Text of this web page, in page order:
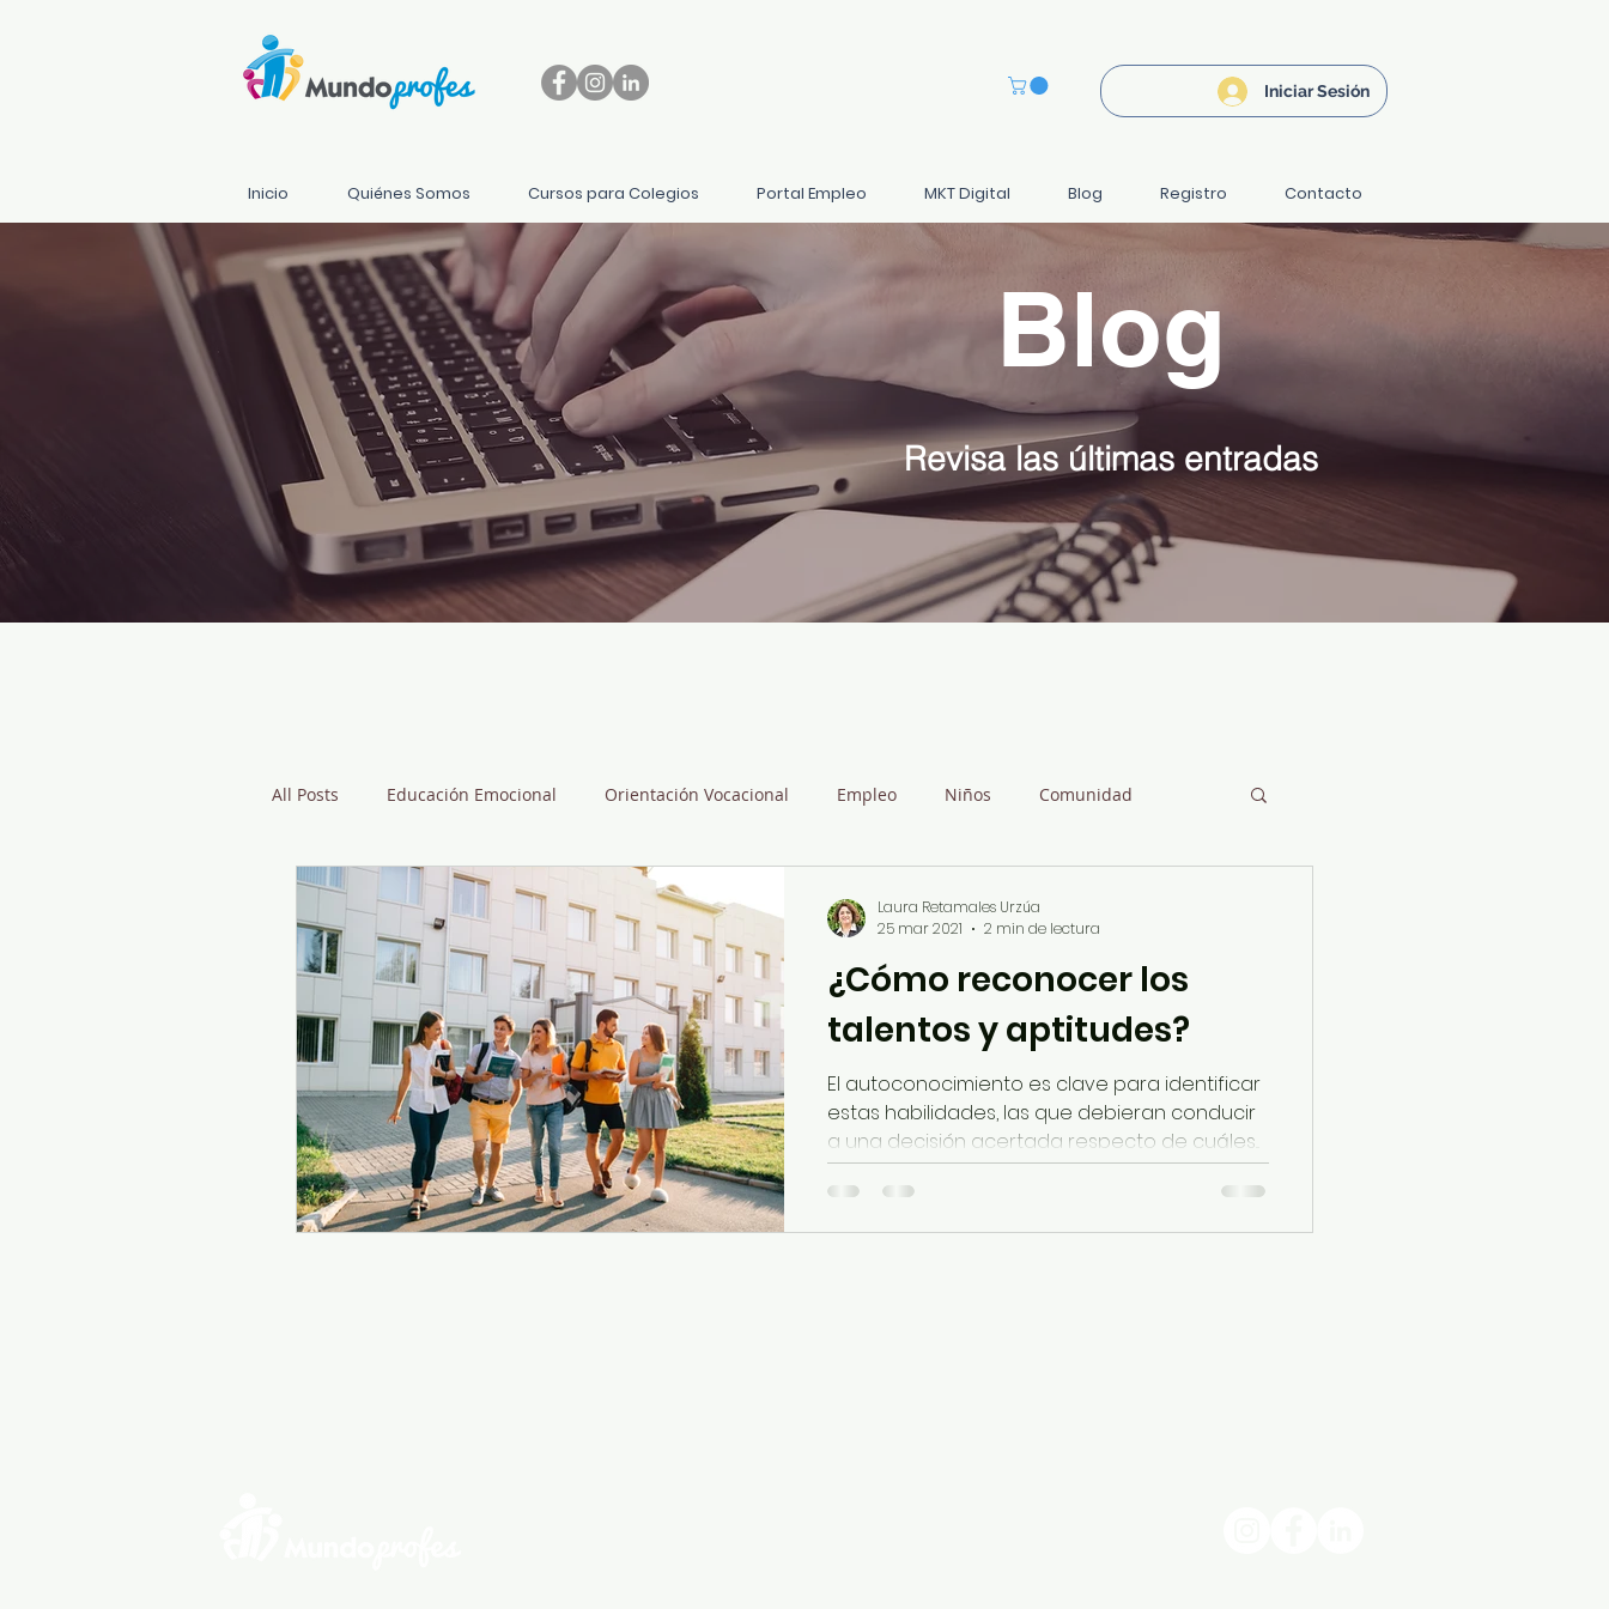
Iniciar Sesión
Inicio Quiénes Somos Cursos para Colegios Portal Empleo MKT Digital Blog Registro Contacto
Blog
Revisa las últimas entradas
All Posts Educación Emocional Orientación Vocacional Empleo Niños Comunidad
Tecnología Herramientas para docentes
¿Cómo reconocer los
talentos y aptitudes?
El autoconocimiento es clave para identificar
estas habilidades, las que debieran conducir
a una decisión acertada respecto de cuáles...
Laura Retamales Urzúa
25 mar 2021
2 min de lectura